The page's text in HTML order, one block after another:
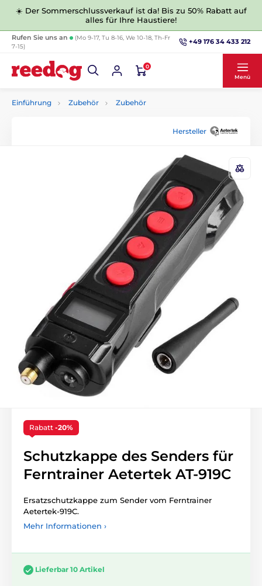
☀️ Der Sommerschlussverkauf ist da! Bis zu 50% Rabatt auf
alles für Ihre Haustiere!
Rufen Sie uns an
(Mo 9-17, Tu 8-16, We 10-18, Th-Fr
7-15)
+49 176 34 433 212
0
Menü
Einführung Zubehör Zubehör
Hersteller
Rabatt -20%
Schutzkappe des Senders für
Ferntrainer Aetertek AT-919C
Ersatzschutzkappe zum Sender vom Ferntrainer
Aetertek-919C.
Mehr Informationen ›
Lieferbar 10 Artikel